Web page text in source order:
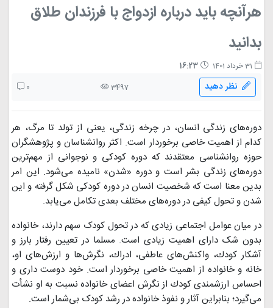
هرآنچه باید درباره ازدواج با فرزندان طلاق
بدانید
31 خرداد 1401
0 3497 نظر دهید
دوره‌های زندگی انسان، در چرخه زندگی، یعنی از تولد تا مرگ، هر
کدام از اهمیت خاصی برخوردار است. اکثر روانشناسان و پژوهشگران
حوزه روانشناسی معتقدند که دوره کودکی و نوجوانی از مهم‌ترین
دوره‌های زندگی بشر است و دوره «شدن» نامیده می‌شود. این امر
بدین معنا است که شخصیت انسان در دوره کودکی شکل گرفته و این
شدن و تحول کیفی در دوره‌های مختلف بعدی تکامل می‌یابد.
در میان عوامل اجتماعی زیادی که در تحول کودک سهم دارند، خانواده
بدون شک دارای اهمیت زیادی است. مسلما در تعیین رفتار بارز و
آشکار کودك، واکنش‌های عاطفی، ادراك، نگرش‌ها و ارزش‌های او،
خانه و خانواده از اهمیت خاصی برخوردار است. خود دوست داری و
احساس ارزشمندی کودك از نگرش اعضای خانواده نسبت به او نشأت
می‌گیرد؛ بنابراین آثار و نفوذ خانواده در رشد کودک بی‌شمار است.